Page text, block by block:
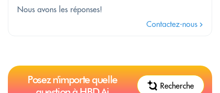
Nous avons les réponses!
Contactez-nous
Posez n'importe quelle
Recherche